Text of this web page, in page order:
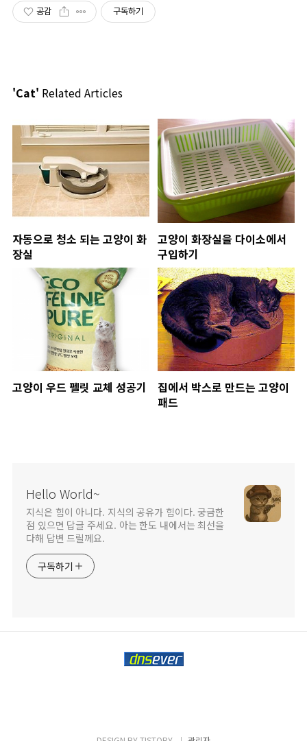
공감 구독하기
'Cat' Related Articles
자동으로 청소 되는 고양이 화
장실
고양이 화장실을 다이소에서
구입하기
고양이 우드 펠릿 교체 성공기
집에서 박스로 만드는 고양이
패드
Hello World~
지식은 힘이 아니다. 지식의 공유가 힘이다. 궁금한
점 있으면 답글 주세요. 아는 한도 내에서는 최선을
다해 답변 드릴께요.
구독하기